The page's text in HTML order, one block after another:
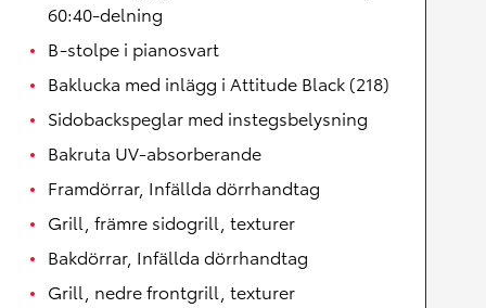
60:40-delning
B-stolpe i pianosvart
Baklucka med inlägg i Attitude Black (218)
Sidobackspeglar med instegsbelysning
Bakruta UV-absorberande
Framdörrar, Infällda dörrhandtag
Grill, främre sidogrill, texturer
Bakdörrar, Infällda dörrhandtag
Grill, nedre frontgrill, texturer